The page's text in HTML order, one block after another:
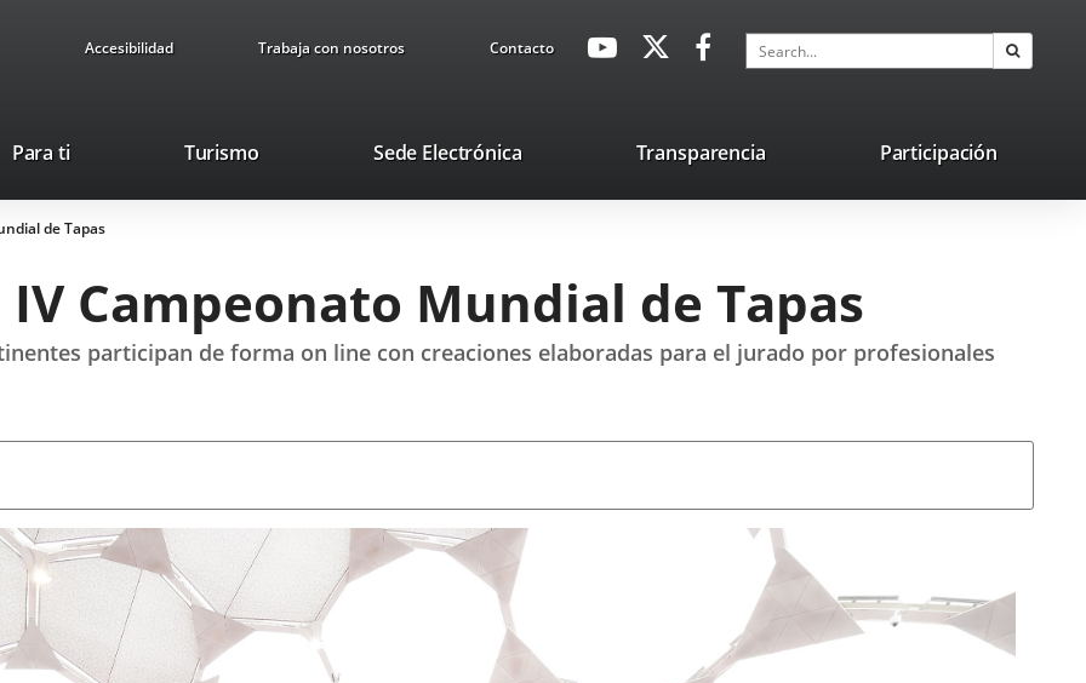
Accesibilidad Trabaja con nosotros ContactoavaHeaderSocial
Link
Link
application.
application.
Search
Para ti TurismoThis
will
pop-
window.
Sede ElectrónicaLink
external
Transparencia Participación
de Tapas
Campeonato Mundial de Tapas
participan de forma on line con creaciones elaboradas para el jurado por profesionales